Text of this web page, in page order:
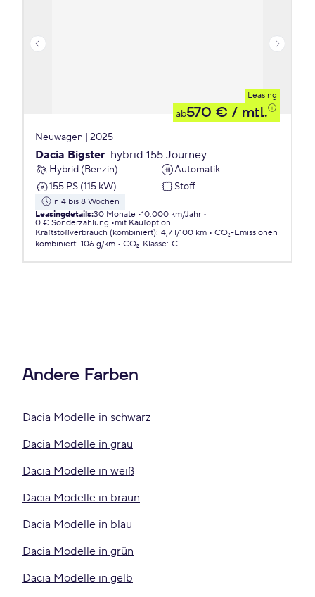
Leasing
ab570 € / mtl.
Neuwagen | 2025
Dacia Bigster hybrid 155 Journey
Hybrid (Benzin)
Automatik
155 PS (115 kW)
Stoff
in 4 bis 8 Wochen
Leasingdetails:30 Monate 10.000 km/Jahr
0 € Sonderzahlung
mit Kaufoption
Kraftstoffverbrauch (kombiniert): 4,7 l/100 km
CO₂-Emissionen
kombiniert: 106 g/km CO₂-Klasse: C
Andere Farben
Dacia Modelle in schwarz
Dacia Modelle in grau
Dacia Modelle in weiß
Dacia Modelle in braun
Dacia Modelle in blau
Dacia Modelle in grün
Dacia Modelle in gelb